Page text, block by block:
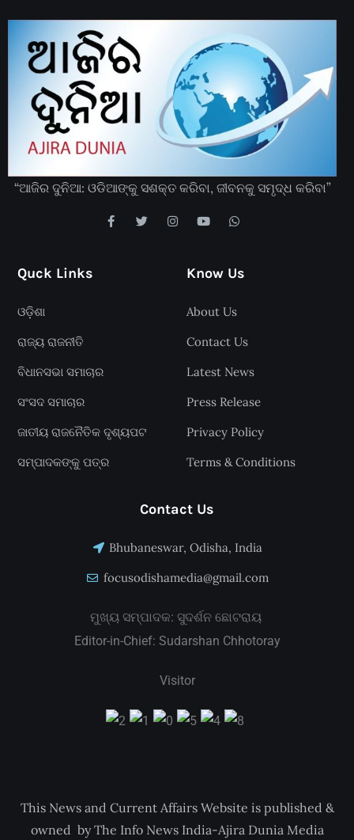
“ଆଜିର ଦୁନିଆ: ଓଡିଆଙ୍କୁ ସଶକ୍ତ କରିବା, ଜୀବନକୁ ସମୃଦ୍ଧ କରିବା”
Quck Links
ଓଡ଼ିଶା
ରାଜ୍ୟ ରାଜନୀତି
ବିଧାନସଭା ସମାଚାର
ସଂସଦ ସମାଚାର
ଜାତୀୟ ରାଜନୈତିକ ଦୃଶ୍ୟପଟ
ସମ୍ପାଦକଙ୍କୁ ପତ୍ର
Know Us
About Us
Contact Us
Latest News
Press Release
Privacy Policy
Terms & Conditions
Contact Us
Bhubaneswar, Odisha, India
focusodishamedia@gmail.com
ମୁଖ୍ୟ ସମ୍ପାଦକ: ସୁଦର୍ଶନ ଛୋଟରାୟ
Editor-in-Chief: Sudarshan Chhotoray
Visitor
This News and Current Affairs Website is published &
owned by The Info News India-Ajira Dunia Media